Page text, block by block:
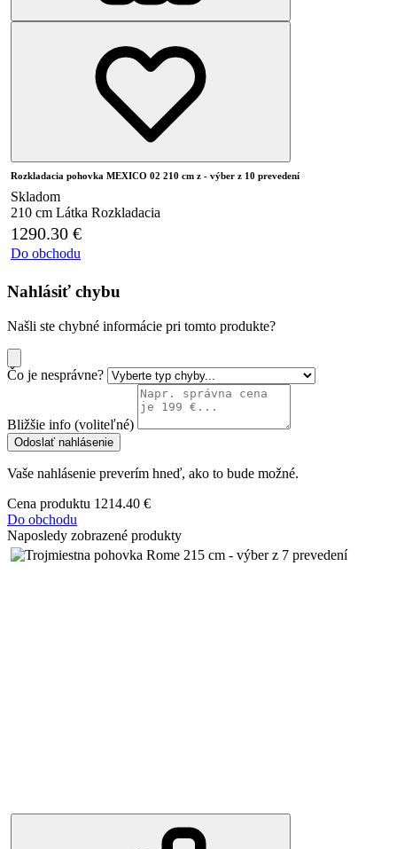
Rozkladacia pohovka MEXICO 02 210 cm z - výber z 10 prevedení
Skladom
210 cm Látka Rozkladacia
1290.30 €
Do obchodu
Nahlásiť chybu
Našli ste chybné informácie pri tomto produkte?
Čo je nesprávne?
Bližšie info (voliteľné)
Odoslať nahlásenie
Vaše nahlásenie preverím hneď, ako to bude možné.
Cena produktu 1214.40 €
Do obchodu
Naposledy zobrazené produkty